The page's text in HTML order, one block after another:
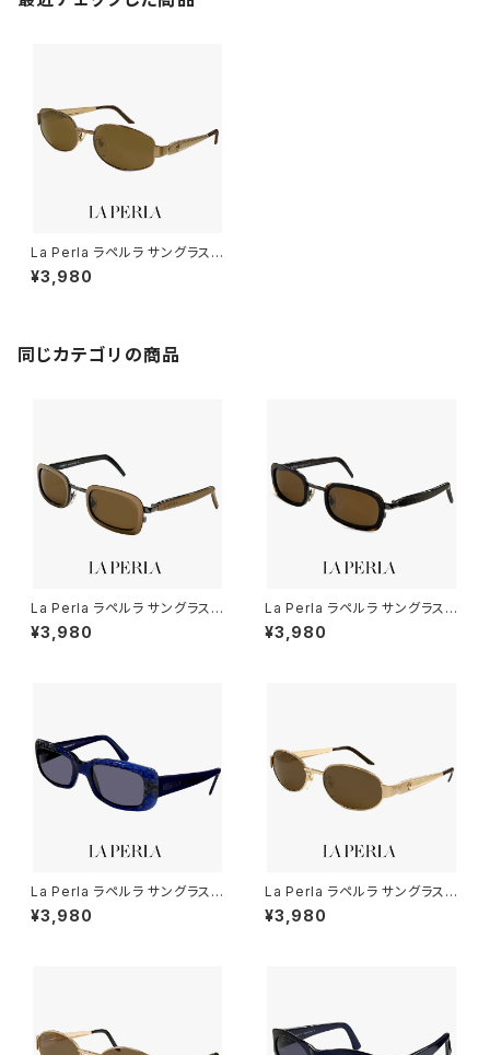
La Perla ラペルラ サングラス s
pe501-r09 レディース メンズ
ユニセックスモデル メタル フレ
¥3,980
同じカテゴリの商品
La Perla ラペルラ サングラス s
pe503-t27 レディース メンズ
ユニセックスモデル スクエア 型
¥3,980
La Perla ラペルラ サングラス s
pe503-722 レディース メンズ
ユニセックスモデル スクエア 型
¥3,980
La Perla ラペルラ サングラス s
pe011-955 スクエア 型 レディ
ース メンズ ユニセックスモデル
¥3,980
La Perla ラペルラ サングラス s
pe500-349 オーバル 型 レデ
ィース メンズ ユニセックスモデ
¥3,980